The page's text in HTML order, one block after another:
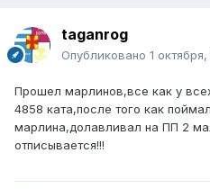
taganrog
Опубликовано 1 октября,
Прошел марлинов,все как у
4858 ката,после того как
марлина,долавливал на ПП 2
отписывается!!!